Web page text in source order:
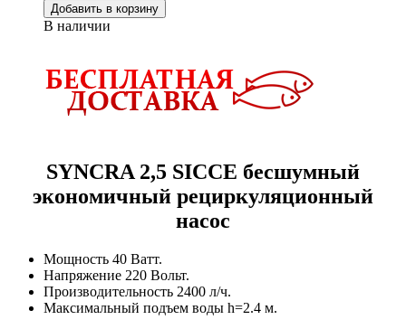
Добавить в корзину
В наличии
SYNCRA 2,5 SICCE бесшумный
экономичный рециркуляционный
насос
Мощность 40 Ватт.
Напряжение 220 Вольт.
Производительность 2400 л/ч.
Максимальный подъем воды h=2.4 м.